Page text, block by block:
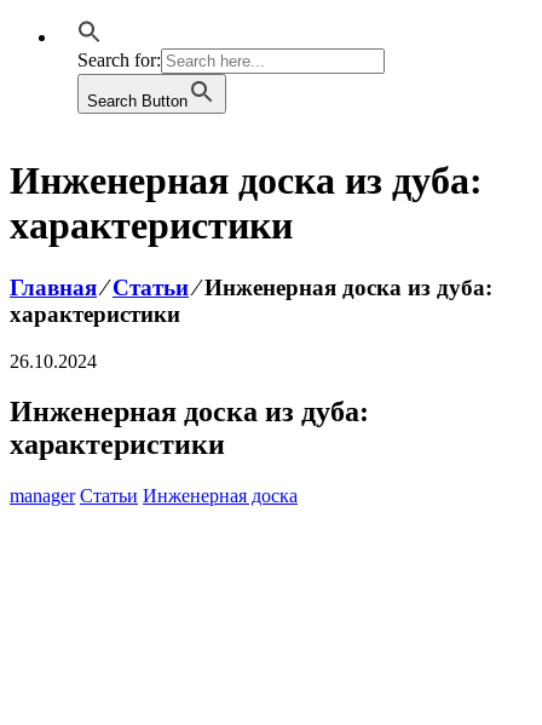
Search for:
Search Button
Инженерная доска из дуба:
характеристики
Главная⁄Статьи⁄Инженерная доска из дуба:
характеристики
26.10.2024
Инженерная доска из дуба:
характеристики
manager Статьи Инженерная доска